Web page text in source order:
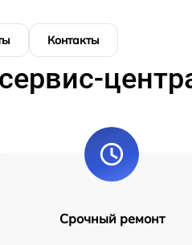
Контакты
Срочный ремонт